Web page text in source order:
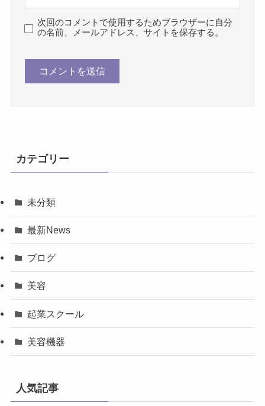
次回のコメントで使用するためブラウザーに自分
の名前、メールアドレス、サイトを保存する。
カテゴリー
未分類
最新News
ブログ
美容
起業スクール
美容機器
人気記事